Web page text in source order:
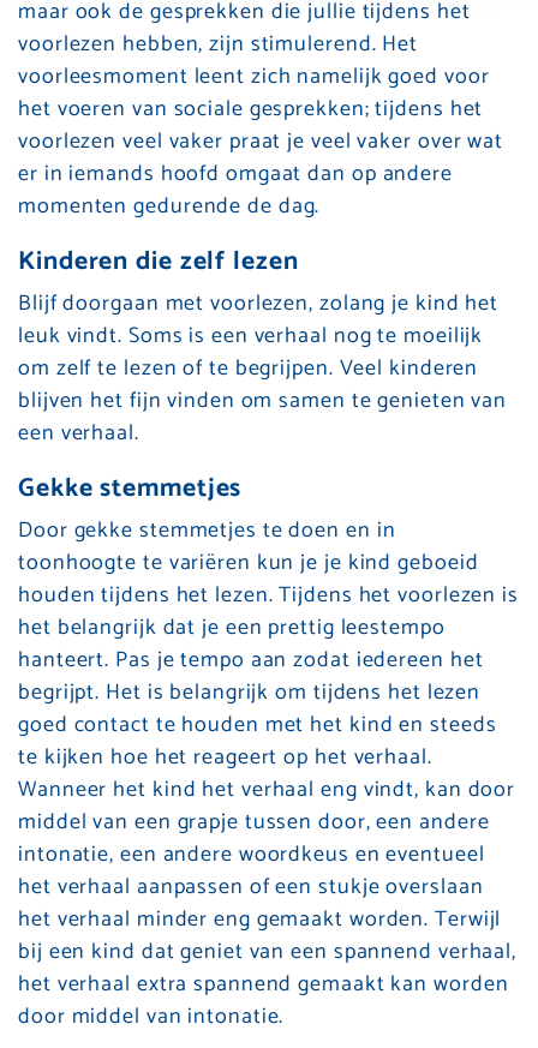
maar ook de gesprekken die jullie tijdens het
voorlezen hebben, zijn stimulerend. Het
voorleesmoment leent zich namelijk goed voor
het voeren van sociale gesprekken; tijdens het
voorlezen veel vaker praat je veel vaker over wat
er in iemands hoofd omgaat dan op andere
momenten gedurende de dag.
Kinderen die zelf lezen
Blijf doorgaan met voorlezen, zolang je kind het
leuk vindt. Soms is een verhaal nog te moeilijk
om zelf te lezen of te begrijpen. Veel kinderen
blijven het fijn vinden om samen te genieten van
een verhaal.
Gekke stemmetjes
Door gekke stemmetjes te doen en in
toonhoogte te variëren kun je je kind geboeid
houden tijdens het lezen. Tijdens het voorlezen is
het belangrijk dat je een prettig leestempo
hanteert. Pas je tempo aan zodat iedereen het
begrijpt. Het is belangrijk om tijdens het lezen
goed contact te houden met het kind en steeds
te kijken hoe het reageert op het verhaal.
Wanneer het kind het verhaal eng vindt, kan door
middel van een grapje tussen door, een andere
intonatie, een andere woordkeus en eventueel
het verhaal aanpassen of een stukje overslaan
het verhaal minder eng gemaakt worden. Terwijl
bij een kind dat geniet van een spannend verhaal,
het verhaal extra spannend gemaakt kan worden
door middel van intonatie.